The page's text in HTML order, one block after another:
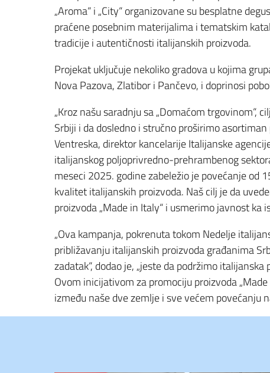
„Aroma“ i „City“ organizovane su besplatne
praćene posebnim materijalima i tematskim
tradicije i autentičnosti italijanskih proizvoda.
Projekat uključuje nekoliko gradova u kojima
Nova Pazova, Zlatibor i Pančevo, i doprinosi
„Kroz našu saradnju sa „Domaćom trgovinom“,
Srbiji i da dosledno i stručno proširimo
Ventreska, direktor kancelarije Italijanske
italijanskog poljoprivredno-prehrambenog
meseci 2025. godine zabeležio je povećanje od
kvalitet italijanskih proizvoda. Naš cilj je da
proizvoda „Made in Italy“ i usmerimo javnost
„Ova kampanja, pokrenuta tokom Nedelje
približavanju italijanskih proizvoda građanima
zadatak“, dodao je, „jeste da podržimo
Ovom inicijativom za promociju proizvoda
između naše dve zemlje i sve većem povećanju